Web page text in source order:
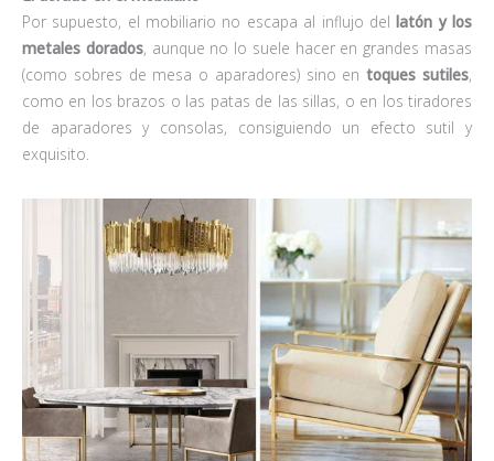
Por supuesto, el mobiliario no escapa al influjo del latón y los
metales dorados, aunque no lo suele hacer en grandes masas
(como sobres de mesa o aparadores) sino entoques sutiles,
como en los brazos o las patas de las sillas, o en los tiradores
de aparadores y consolas, consiguiendo un efecto sutil y
exquisito.